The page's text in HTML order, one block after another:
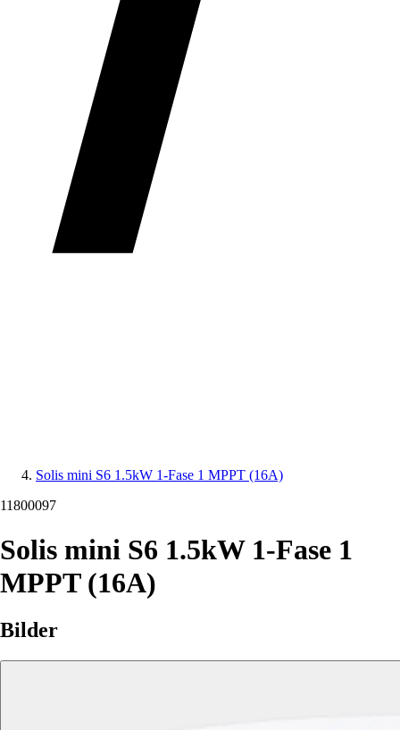
Solis mini S6 1.5kW 1-Fase 1 MPPT (16A)
11800097
Solis mini S6 1.5kW 1-Fase 1
MPPT (16A)
Bilder